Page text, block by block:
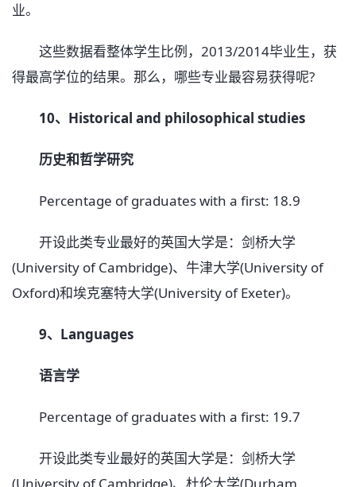
业。
这些数据看整体学生比例，2013/2014毕业生，获
得最高学位的结果。那么，哪些专业最容易获得呢?
10、Historical and philosophical studies
历史和哲学研究
Percentage of graduates with a first: 18.9
开设此类专业最好的英国大学是：剑桥大学
(University of Cambridge)、牛津大学(University of
Oxford)和埃克塞特大学(University of Exeter)。
9、Languages
语言学
Percentage of graduates with a first: 19.7
开设此类专业最好的英国大学是：剑桥大学